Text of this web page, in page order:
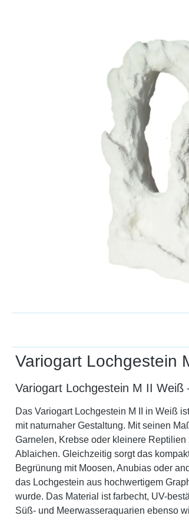
Variogart Lochgestein
Variogart Lochgestein M II
Das Variogart Lochgestein M II in Weiß
mit naturnaher Gestaltung. Mit seinen
Garnelen, Krebse oder kleinere
Ablaichen. Gleichzeitig sorgt das
Begrünung mit Moosen, Anubias oder
das Lochgestein aus hochwertigem
wurde. Das Material ist farbecht, UV-
Süß- und Meerwasseraquarien ebenso